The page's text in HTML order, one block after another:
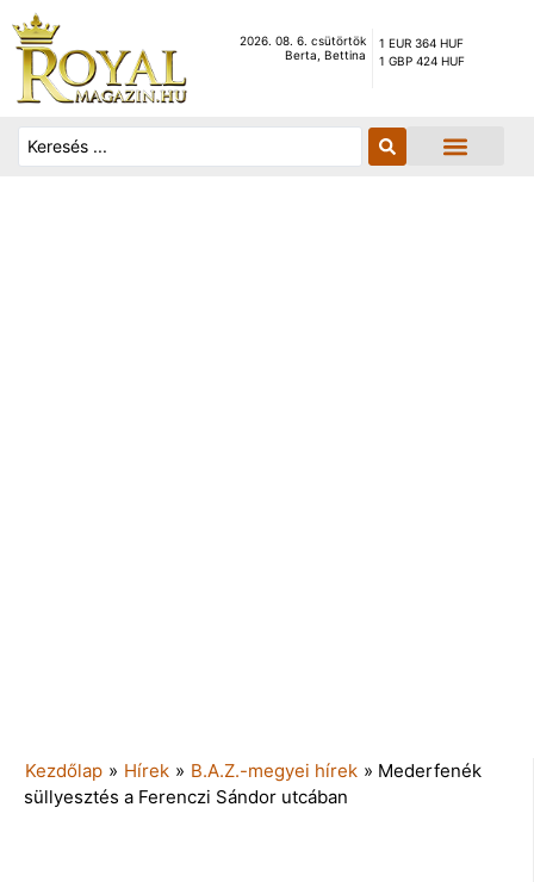
2026. 08. 6. csütörtök
Berta, Bettina
1 EUR 364 HUF
1 GBP 424 HUF
Kezdőlap » Hírek » B.A.Z.-megyei hírek » Mederfenék
süllyesztés a Ferenczi Sándor utcában